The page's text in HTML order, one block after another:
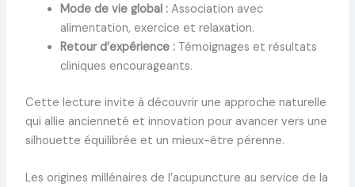
Mode de vie global :Association avec
alimentation, exercice et relaxation.
Retour d’expérience :Témoignages et résultats
cliniques encourageants.
Cette lecture invite à découvrir une approche naturelle
qui allie ancienneté et innovation pour avancer vers une
silhouette équilibrée et un mieux-être pérenne.
Les origines millénaires de l’acupuncture au service de la